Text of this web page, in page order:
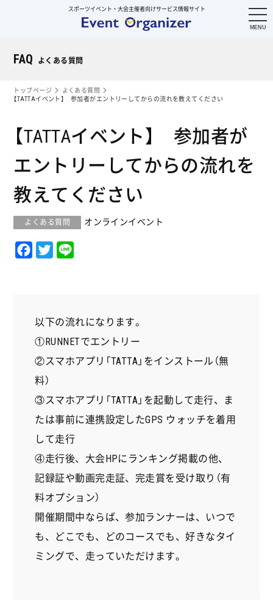
スポーツイベント・大会主催者向けサービス情報サイト
FAQ よくある質問
トップページ
よくある質問
【TATTAイベント】 参加者がエントリーしてからの流れを教えてください
【TATTAイベント】 参加者が
エントリーしてからの流れを
教えてください
オンラインイベント
b
o
k
T
t
e
以下の流れになります。
①RUNNETでエントリー
②スマホアプリ「TATTA」をインストール（無
料）
③スマホアプリ「TATTA」を起動して走行、ま
たは事前に連携設定したGPS ウォッチを着用
して走行
④走行後、大会HPにランキング掲載の他、
記録証や動画完走証、完走賞を受け取り（有
料オプション）
開催期間中ならば、参加ランナーは、いつで
も、どこでも、どのコースでも、好きなタイ
ミングで、走っていただけます。